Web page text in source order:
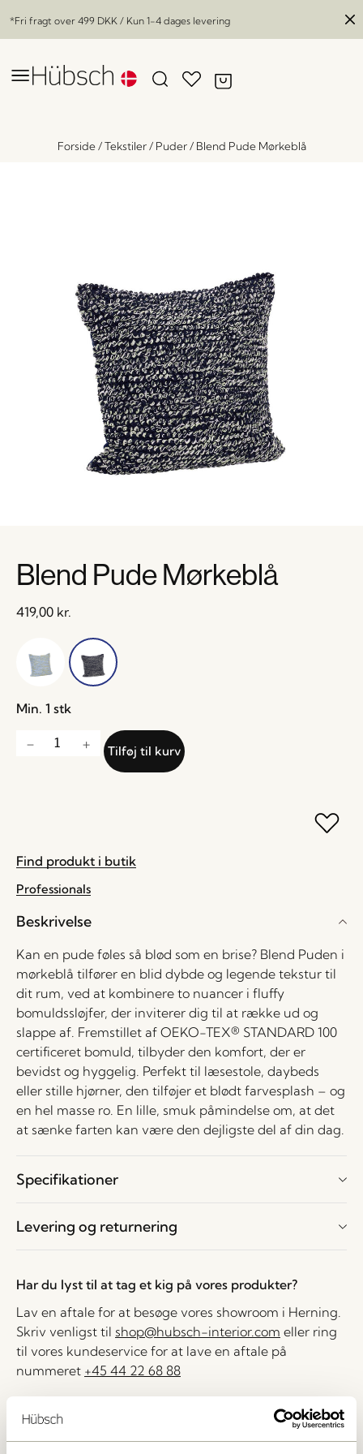
*Fri fragt over 499 DKK / Kun 1-4 dages levering
Forside/Tekstiler/ Puder/ Blend Pude Mørkeblå
Blend Pude Mørkeblå
419,00 kr.
Min. 1 stk
Tilføj til kurv
Find produkt i butik
Professionals
Beskrivelse
Kan en pude føles så blød som en brise? Blend Puden i
mørkeblå tilfører en blid dybde og legende tekstur til
dit rum, ved at kombinere to nuancer i fluffy
bomuldssløjfer, der inviterer dig til at række ud og
slappe af. Fremstillet af OEKO-TEX® STANDARD 100
certificeret bomuld, tilbyder den komfort, der er
bevidst og hyggelig. Perfekt til læsestole, daybeds
eller stille hjørner, den tilføjer et blødt farvesplash – og
en hel masse ro. En lille, smuk påmindelse om, at det
at sænke farten kan være den dejligste del af din dag.
Specifikationer
Levering og returnering
Har du lyst til at tag et kig på vores produkter?
Lav en aftale for at besøge vores showroom i Herning.
Skriv venligst til shop@hubsch-interior.com eller ring
til vores kundeservice for at lave en aftale på
nummeret +45 44 22 68 88
Levering indenfor 1-4 hverdage
30 dages returret